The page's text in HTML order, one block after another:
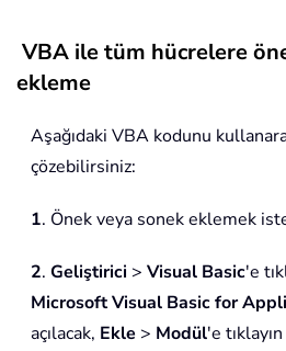
VBA ile tüm hücrelere
ekleme
Aşağıdaki VBA kodunu
çözebilirsiniz:
1. Önek veya sonek eklemek
2. Geliştirici > Visual Basic'e
Microsoft Visual Basic for
açılacak, Ekle > Modül'e